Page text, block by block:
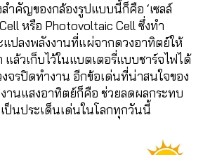
ำคัญของกล้องรูปแบบนี้ก็คือ ‘เซลล์
หรือ Photovoltaic Cell ซึ่งทำ
ปลงพลังงานที่แผ่จากดวงอาทิตย์ให้
แล้วเก็บไว้ในแบตเตอรี่แบบชาร์จไฟได้
จรปิดทำงาน อีกข้อเด่นที่น่าสนใจของ
านแสงอาทิตย์ก็คือ ช่วยลดผลกระทบ
ป็นประเด็นเด่นในโลกทุกวันนี้